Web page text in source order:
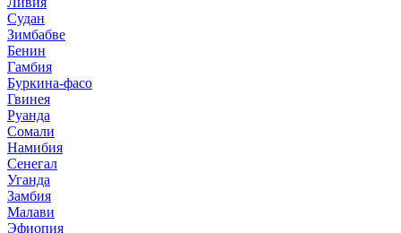
Судан
Зимбабве
Бенин
Гамбия
Буркина-фасо
Гвинея
Руанда
Сомали
Намибия
Сенегал
Уганда
Замбия
Малави
Эфиопия